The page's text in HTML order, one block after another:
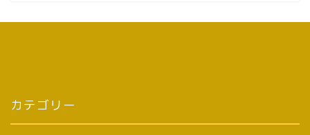
カテゴリー